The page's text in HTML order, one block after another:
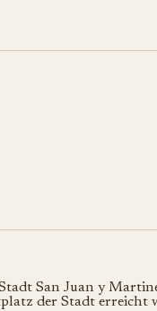
San Juan y
der Stadt